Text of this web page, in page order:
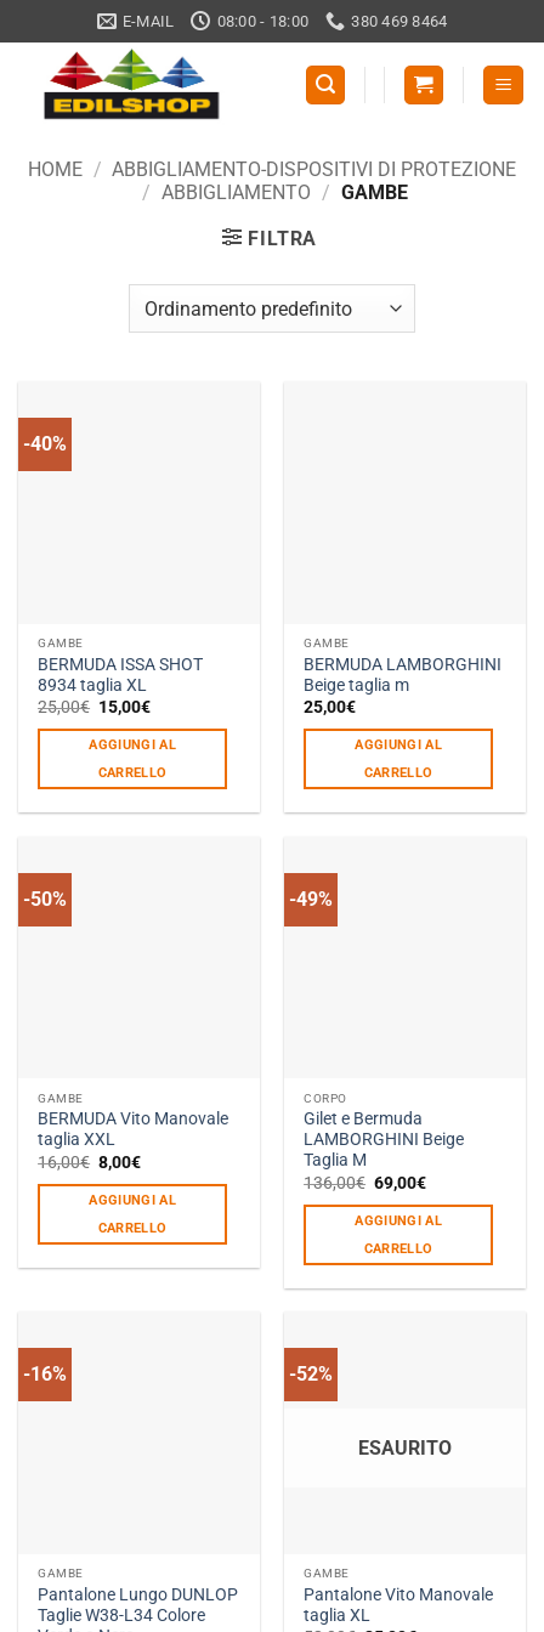
ai
contenuti
E-MAIL 08:00 - 18:00 380 469 8464
HOME / ABBIGLIAMENTO-DISPOSITIVI DI PROTEZIONE
/ ABBIGLIAMENTO / GAMBE
FILTRA
-40%
GAMBE
BERMUDA ISSA SHOT
8934 taglia XL
25,00€ Il
prezzo
originale
era:
25,00€.
15,00€Il
attuale
è:
15,00€.
AGGIUNGI AL
CARRELLO
GAMBE
BERMUDA LAMBORGHINI
Beige taglia m
25,00€
AGGIUNGI AL
CARRELLO
-50%
GAMBE
BERMUDA Vito Manovale
taglia XXL
16,00€ Il
prezzo
originale
era:
16,00€.
8,00€Il
attuale
è:
8,00€.
AGGIUNGI AL
CARRELLO
-49%
CORPO
Gilet e Bermuda
LAMBORGHINI Beige
Taglia M
136,00€ Il
prezzo
originale
era:
136,00€.
69,00€Il
attuale
è:
69,00€.
AGGIUNGI AL
CARRELLO
-16%
GAMBE
Pantalone Lungo DUNLOP
Taglie W38-L34 Colore
-52%
ESAURITO
GAMBE
Pantalone Vito Manovale
taglia XL